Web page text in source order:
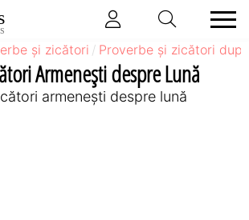
și zicători Proverbe și zicători
Armeneşti despre Lună
armeneşti despre lună